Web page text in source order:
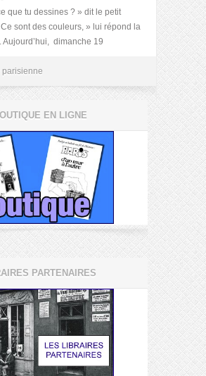
que tu dessines ? » dit le petit
sont des couleurs, » lui répond la
Aujourd’hui, dimanche 19
parisienne
EN LIGNE
PARTENAIRES